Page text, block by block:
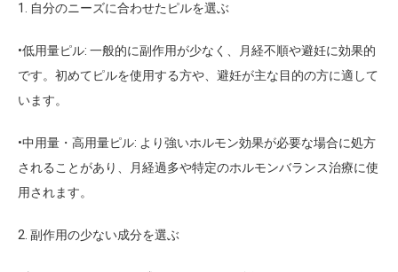
1. 自分のニーズに合わせたピルを選ぶ
•低用量ピル: 一般的に副作用が少なく、月経不順や避妊に効果的
です。初めてピルを使用する方や、避妊が主な目的の方に適して
います。
•中用量・高用量ピル: より強いホルモン効果が必要な場合に処方
されることがあり、月経過多や特定のホルモンバランス治療に使
用されます。
2. 副作用の少ない成分を選ぶ